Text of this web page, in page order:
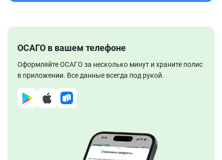
ОСАГО в вашем телефоне
Оформляйте ОСАГО за несколько минут и храните полис
в приложении. Все данные всегда под рукой.